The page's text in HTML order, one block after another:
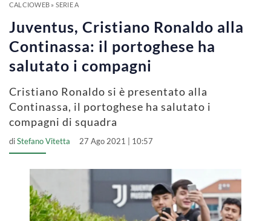
CALCIOWEB» SERIE A
Juventus, Cristiano Ronaldo alla
Continassa: il portoghese ha
salutato i compagni
Cristiano Ronaldo si è presentato alla
Continassa, il portoghese ha salutato i
compagni di squadra
diStefano Vitetta 27 Ago 2021 | 10:57